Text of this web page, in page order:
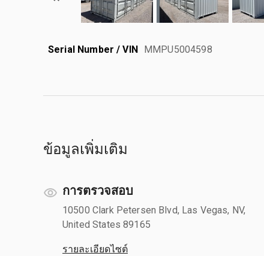
Serial Number / VIN MMPU5004598
ข้อมูลเพิ่มเติม
การตรวจสอบ
10500 Clark Petersen Blvd, Las Vegas, NV,
United States 89165
รายละเอียดไซต์